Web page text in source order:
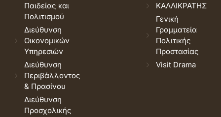
Παιδείας και
Πολιτισμού
Διεύθυνση
Οικονομικών
Υπηρεσιών
Διεύθυνση
Περιβάλλοντος
& Πρασίνου
Διεύθυνση
Προσχολικής
ΚΑΛΛΙΚΡΑΤΗΣ
Γενική
Γραμματεία
Πολιτικής
Προστασίας
Visit Drama